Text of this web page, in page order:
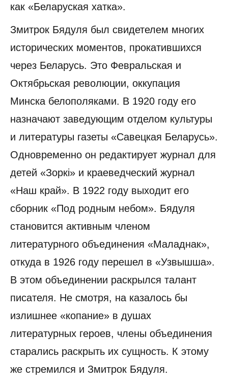
как «Беларуская хатка».
Змитрок Бядуля был свидетелем многих
исторических моментов, прокатившихся
через Беларусь. Это Февральская и
Октябрьская революции, оккупация
Минска белополяками. В 1920 году его
назначают заведующим отделом культуры
и литературы газеты «Савецкая Беларусь».
Одновременно он редактирует журнал для
детей «Зоркі» и краеведческий журнал
«Наш край». В 1922 году выходит его
сборник «Под родным небом». Бядуля
становится активным членом
литературного объединения «Маладнак»,
откуда в 1926 году перешел в «Узвышша».
В этом объединении раскрылся талант
писателя. Не смотря, на казалось бы
излишнее «копание» в душах
литературных героев, члены объединения
старались раскрыть их сущность. К этому
же стремился и Змитрок Бядуля.